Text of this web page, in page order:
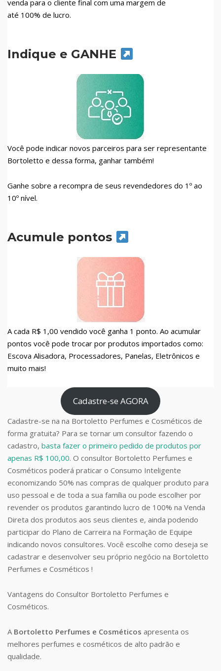
venda para o cliente final com uma margem de
até 100% de lucro.
Indique e GANHE
Você pode indicar novos parceiros para ser representante
Bortoletto e dessa forma, ganhar também!
Ganhe sobre a recompra de seus revendedores do 1º ao
10º nível.
Acumule pontos
A cada R$ 1,00 vendido você ganha 1 ponto. Ao acumular
pontos você pode trocar por produtos importados como:
Escova Alisadora, Processadores, Panelas, Eletrônicos e
muito mais!
Cadastre-se AGORA
Cadastre-se na na Bortoletto Perfumes e Cosméticos de
forma gratuita? Para se tornar um consultor fazendo o
cadastro, basta fazer o primeiro pedido de produtos por
apenas R$ 100,00. O consultor Bortoletto Perfumes e
Cosméticos poderá praticar o Consumo Inteligente
economizando 50% nas compras de qualquer produto para
uso pessoal e de toda a sua família ou pode escolher por
revender os produtos garantindo lucro de 100% na Venda
Direta dos produtos aos seus clientes e, ainda podendo
participar do Plano de Carreira na Formação de Equipe
indicando novos consultores. Você escolhe como deseja se
cadastrar e desenvolver seu próprio negócio na Bortoletto
Perfumes e Cosméticos !
Vantagens do Consultor Bortoletto Perfumes e
Cosméticos.
A Bortoletto Perfumes e Cosméticos apresenta os
melhores perfumes e cosméticos de alto padrão e
qualidade.